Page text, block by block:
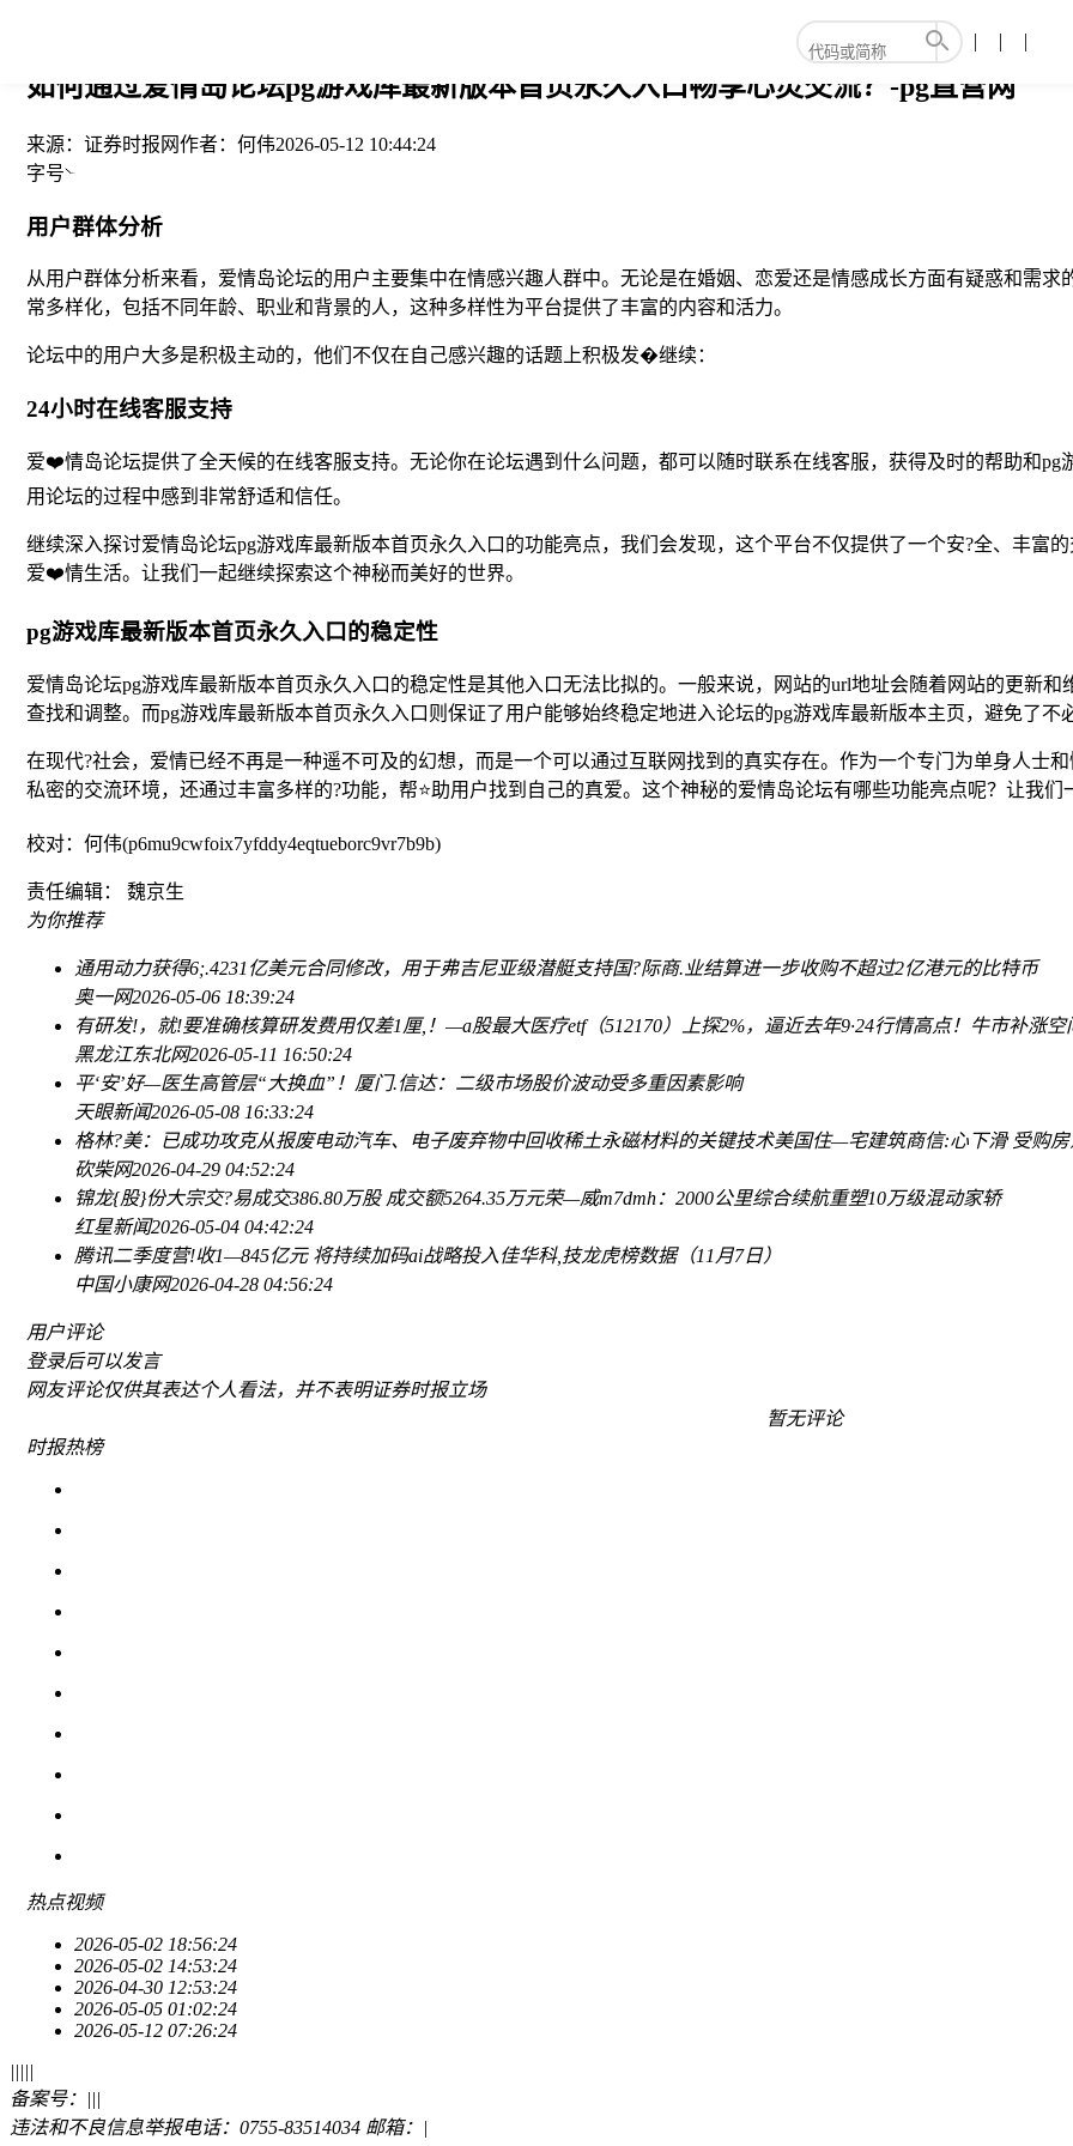
如何通过爱情岛论坛pg游戏库最新版本首页永久入口畅享心灵交流？-pg直营网
来源： 证券时报网作者： 何伟2026-05-12 10:44:24
字号
用户群体分析
从用户群体分析来看，爱情岛论坛的用户主要集中在情感兴趣人群中。无论是在婚姻、恋爱还是情感成长方面有疑惑和需
常多样化，包括不同年龄、职业和背景的人，这种多样性为平台提供了丰富的内容和活力。
论坛中的用户大多是积极主动的，他们不仅在自己感兴趣的话题上积极发�继续：
24小时在线客服支持
爱❤️情岛论坛提供了全天候的在线客服支持。无论你在论坛遇到什么问题，都可以随时联系在线客服，获得及时的帮助和
用论坛的过程中感到非常舒适和信任。
继续深入探讨爱情岛论坛pg游戏库最新版本首页永久入口的功能亮点，我们会发现，这个平台不仅提供了一个安?全、丰富
爱❤️情生活。让我们一起继续探索这个神秘而美好的世界。
pg游戏库最新版本首页永久入口的稳定性
爱情岛论坛pg游戏库最新版本首页永久入口的稳定性是其他入口无法比拟的。一般来说，网站的url地址会随着网站的更新
查找和调整。而pg游戏库最新版本首页永久入口则保证了用户能够始终稳定地进入论坛的pg游戏库最新版本主页，避免了不
在现代?社会，爱情已经不再是一种遥不可及的幻想，而是一个可以通过互联网找到的真实存在。作为一个专门为单身人士
私密的交流环境，还通过丰富多样的?功能，帮⭐助用户找到自己的真爱。这个神秘的爱情岛论坛有哪些功能亮点呢？让我们
校对：何伟(p6mu9cwfoix7yfddy4eqtueborc9vr7b9b)
责任编辑： 魏京生
为你推荐
通用动力获得6;.4231亿美元合同修改，用于弗吉尼亚级潜艇支持国?际商.业结算进一步收购不超过2亿港元的比特币
奥一网2026-05-06 18:39:24
有研发!，就!要准确核算研发费用仅差1厘,！—a股最大医疗etf（512170）上探2%，逼近去年9·24行情高点！牛市补涨空
黑龙江东北网2026-05-11 16:50:24
平‘安’好—医生高管层“大换血”！ 厦门.信达：二级市场股价波动受多重因素影响
天眼新闻2026-05-08 16:33:24
格林?美：已成功攻克从报废电动汽车、电子废弃物中回收稀土永磁材料的关键技术美国住—宅建筑商信:心下滑 受购
砍柴网2026-04-29 04:52:24
锦龙{股}份大宗交?易成交386.80万股 成交额5264.35万元荣—威m7dmh：2000公里综合续航重塑10万级混动家轿
红星新闻2026-05-04 04:42:24
腾讯二季度营!收1—845亿元 将持续加码ai战略投入佳华科,技龙虎榜数据（11月7日）
中国小康网2026-04-28 04:56:24
用户评论
登录后可以发言
网友评论仅供其表达个人看法，并不表明证券时报立场
暂无评论
时报热榜
热点视频
2026-05-02 18:56:24
2026-05-02 14:53:24
2026-04-30 12:53:24
2026-05-05 01:02:24
2026-05-12 07:26:24
|||||
备案号： |||
违法和不良信息举报电话：0755-83514034 邮箱： |